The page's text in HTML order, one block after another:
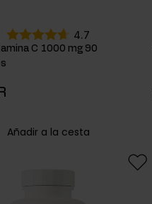
4.7
C 1000 mg 90
Añadir a la cesta